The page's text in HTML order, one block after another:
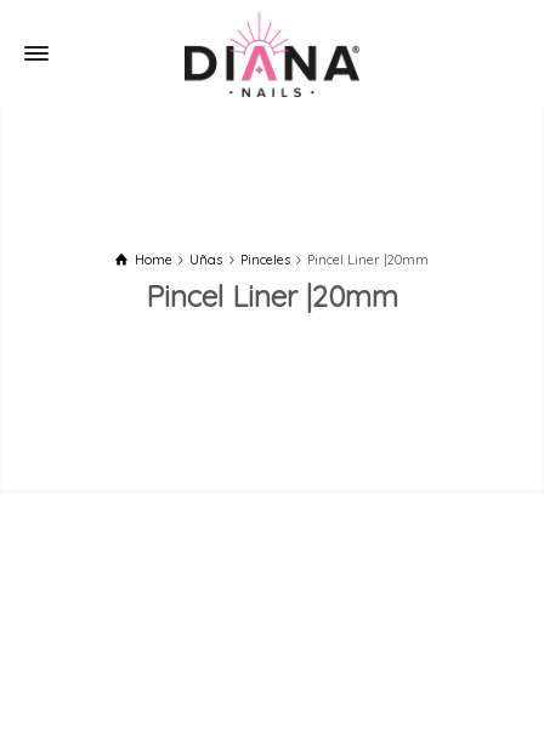
Home Uñas Pinceles Pincel Liner |20mm
Pincel Liner |20mm